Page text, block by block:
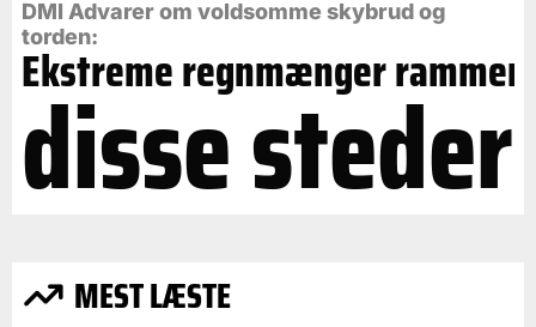
DMI Advarer om voldsomme skybrud og
torden:
Ekstreme regnmænger rammer
disse steder
MEST LÆSTE